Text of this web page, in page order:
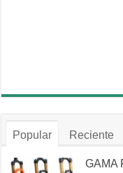
Popular Reciente
GAMA